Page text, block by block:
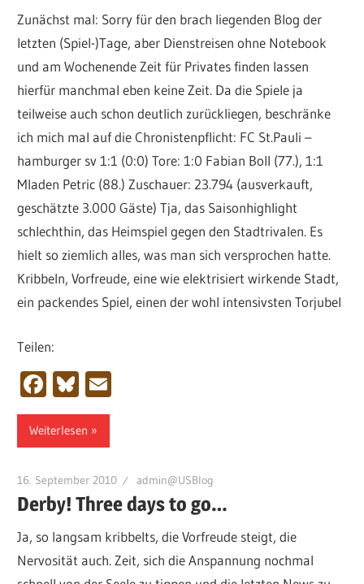
Zunächst mal: Sorry für den brach liegenden Blog der
letzten (Spiel-)Tage, aber Dienstreisen ohne Notebook
und am Wochenende Zeit für Privates finden lassen
hierfür manchmal eben keine Zeit. Da die Spiele ja
teilweise auch schon deutlich zurückliegen, beschränke
ich mich mal auf die Chronistenpflicht: FC St.Pauli –
hamburger sv 1:1 (0:0) Tore: 1:0 Fabian Boll (77.), 1:1
Mladen Petric (88.) Zuschauer: 23.794 (ausverkauft,
geschätzte 3.000 Gäste) Tja, das Saisonhighlight
schlechthin, das Heimspiel gegen den Stadtrivalen. Es
hielt so ziemlich alles, was man sich versprochen hatte.
Kribbeln, Vorfreude, eine wie elektrisiert wirkende Stadt,
ein packendes Spiel, einen der wohl intensivsten Torjubel
Teilen:
Facebook
Bluesky
Weiterlesen
16. September 2010 admin@USBlog
Derby! Three days to go…
Ja, so langsam kribbelts, die Vorfreude steigt, die
Nervosität auch. Zeit, sich die Anspannung nochmal